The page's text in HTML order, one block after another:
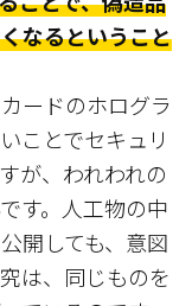
なるということ
ードのホログラ
ことでセキュリ
が、われわれの
す。人工物の中
開しても、意図
は、同じものを